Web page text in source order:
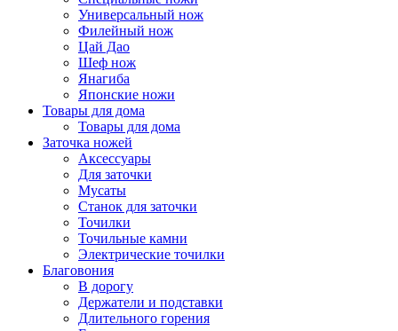
Универсальный нож
Филейный нож
Цай Дао
Шеф нож
Янагиба
Японские ножи
Товары для дома
Товары для дома
Заточка ножей
Аксессуары
Для заточки
Мусаты
Станок для заточки
Точилки
Точильные камни
Электрические точилки
Благовония
В дорогу
Держатели и подставки
Длительного горения